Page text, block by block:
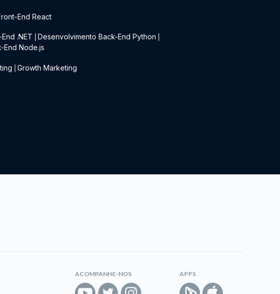
End React
.NET Desenvolvimento Back-End Python
End Node.js
Growth Marketing
ACOMPANHE-NOS APPS